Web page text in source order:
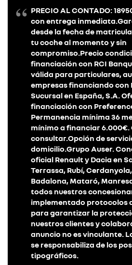
PRECIO AL CONTADO:
con entrega
desde la fecha de
tu coche al momento y sin
compromiso.Precio
financiación con RCI
válida para particulares,
empresas financiando con
Sucursal en España, S.A.
financiación con
Permanencia mínima 36
mínimo a financiar
consultar.Opción de
domicilio.Grupo Auser.
oficial Renault y Dacia en
Terrassa, Rubí,
Badalona, Mataró,
todos nuestros
implementado protocolos
para garantizar la
nuestros clientes y
anuncio no es vinculante.
se responsabiliza de los
tipográficos.